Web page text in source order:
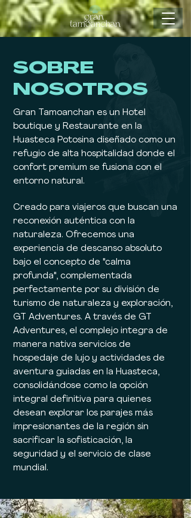
SOBRE
NOSOTROS
Gran Tamoanchan es un Hotel
boutique y Restaurante en la
Huasteca Potosina diseñado como un
refugio de alta hospitalidad donde el
confort premium se fusiona con el
entorno natural.
Creado para viajeros que buscan una
reconexión auténtica con la
naturaleza. Ofrecemos una
experiencia de descanso absoluto
bajo el concepto de "calma
profunda", complementada
perfectamente por su división de
turismo de naturaleza y exploración,
GT Adventures. A través de GT
Adventures, el complejo integra de
manera nativa servicios de
hospedaje de lujo y actividades de
aventura guiadas en la Huasteca,
consolidándose como la opción
integral definitiva para quienes
desean explorar los parajes más
impresionantes de la región sin
sacrificar la sofisticación, la
seguridad y el servicio de clase
mundial.